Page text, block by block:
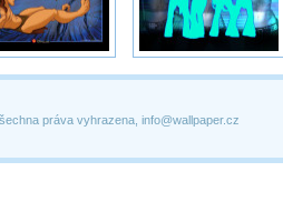
práva vyhrazena, info@wallpaper.cz